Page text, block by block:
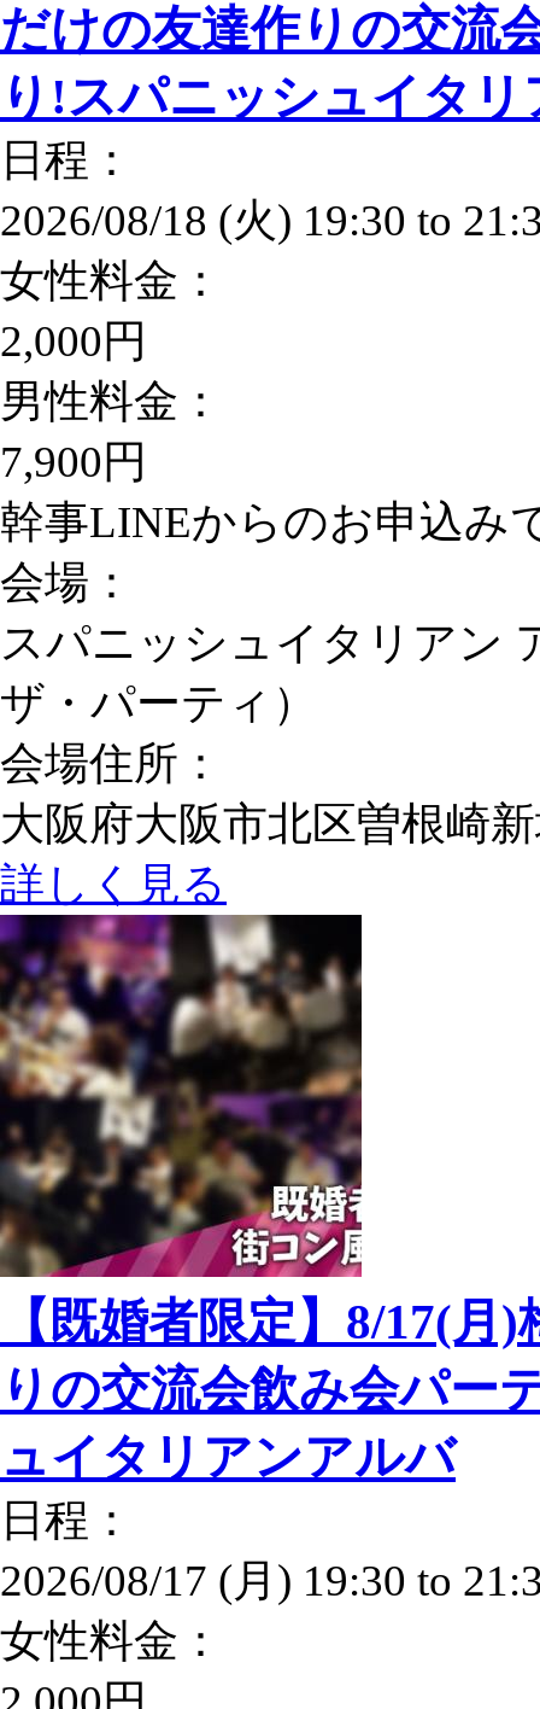
だけの友達作りの交流
り!スパニッシュイタ
日程：
2026/08/18 (火) 19:30 to
女性料金：
2,000円
男性料金：
7,900円
幹事LINEからのお申込み
会場：
スパニッシュイタリアン
ザ・パーティ）
会場住所：
大阪府大阪市北区曽根崎
詳しく見る
【既婚者限定】8/17(
りの交流会飲み会パー
ュイタリアンアルバ
日程：
2026/08/17 (月) 19:30 to
女性料金：